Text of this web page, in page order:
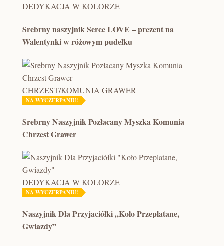
DEDYKACJA W KOLORZE
Srebrny naszyjnik Serce LOVE – prezent na
Walentynki w różowym pudełku
CHRZEST/KOMUNIA GRAWER
NA WYCZERPANIU!
Srebrny Naszyjnik Pozłacany Myszka Komunia
Chrzest Grawer
DEDYKACJA W KOLORZE
NA WYCZERPANIU!
Naszyjnik Dla Przyjaciółki „Koło Przeplatane,
Gwiazdy”